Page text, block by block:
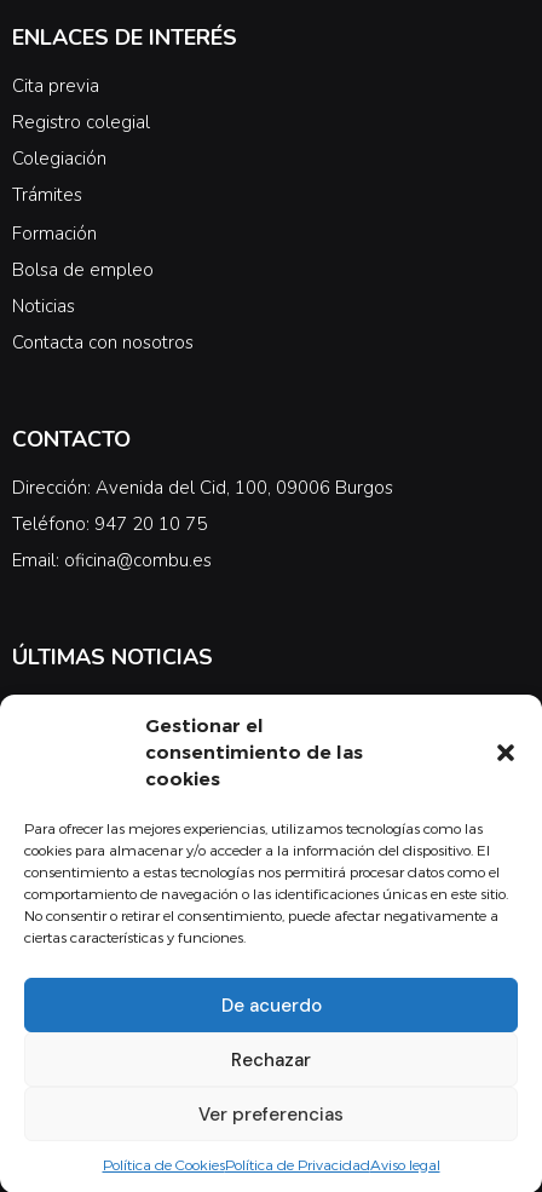
Gestionar el
consentimiento de las
cookies
Para ofrecer las mejores experiencias, utilizamos tecnologías como las
cookies para almacenar y/o acceder a la información del dispositivo. El
consentimiento a estas tecnologías nos permitirá procesar datos como el
comportamiento de navegación o las identificaciones únicas en este sitio.
No consentir o retirar el consentimiento, puede afectar negativamente a
ciertas características y funciones.
De acuerdo
Rechazar
Ver preferencias
Política de CookiesPolítica de PrivacidadAviso legal
ENLACES DE INTERÉS
Cita previa
Registro colegial
Colegiación
Trámites
Formación
Bolsa de empleo
Noticias
Contacta con nosotros
CONTACTO
Dirección: Avenida del Cid, 100, 09006 Burgos
Teléfono: 947 20 10 75
Email: oficina@combu.es
ÚLTIMAS NOTICIAS
noticias en cuanto a medicina y el COMBU
Acepto la política de privacidad
Suscribirse
Copyright - 2024 Fundación Colegio Oficial de Médicos Burgos
Política de Cookies
Canal de comunicación interna